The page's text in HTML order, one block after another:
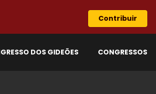
Contribuir
DOS GIDEÕES CONGRESSOS